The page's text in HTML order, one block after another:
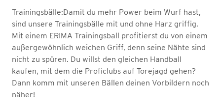
Trainingsbälle:Damit du mehr Power beim Wurf hast,
sind unsere Trainingsbälle mit und ohne Harz griffig.
Mit einem ERIMA Trainingsball profitierst du von einem
außergewöhnlich weichen Griff, denn seine Nähte sind
nicht zu spüren. Du willst den gleichen Handball
kaufen, mit dem die Proficlubs auf Torejagd gehen?
Dann komm mit unseren Bällen deinen Vorbildern noch
näher!